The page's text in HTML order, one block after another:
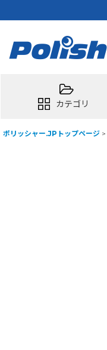
カテゴリ
ポリッシャー.JPトップページ >